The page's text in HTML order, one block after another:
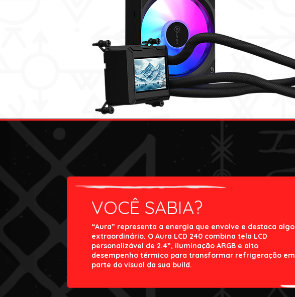
VOCÊ SABIA?
“Aura” representa a energia que envolve e destaca algo
extraordinário. O Aura LCD 240 combina tela LCD
personalizável de 2.4”, iluminação ARGB e alto
desempenho térmico para transformar refrigeração em
parte do visual da sua build.